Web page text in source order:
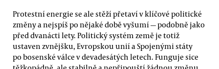
Protestní energie se ale stěží přetaví v klíčové politické
změny a nejspíš po nějaké době vyšumí — podobně jako
před dvanácti lety. Politický systém země je totiž
ustaven zvnějšku, Evropskou unií a Spojenými státy
po bosenské válce v devadesátých letech. Funguje sice